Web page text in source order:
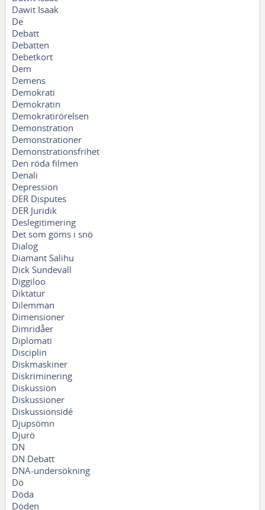
Dawit Isaak
De
Debatt
Debatten
Debetkort
Dem
Demens
Demokrati
Demokratin
Demokratirörelsen
Demonstration
Demonstrationer
Demonstrationsfrihet
Den röda filmen
Denali
Depression
DER Disputes
DER Juridik
Deslegitimering
Det som göms i snö
Dialog
Diamant Salihu
Dick Sundevall
Diggiloo
Diktatur
Dilemman
Dimensioner
Dimridåer
Diplomati
Disciplin
Diskmaskiner
Diskriminering
Diskussion
Diskussioner
Diskussionsidé
Djupsömn
Djurö
DN
DN Debatt
DNA-undersökning
Dö
Döda
Döden